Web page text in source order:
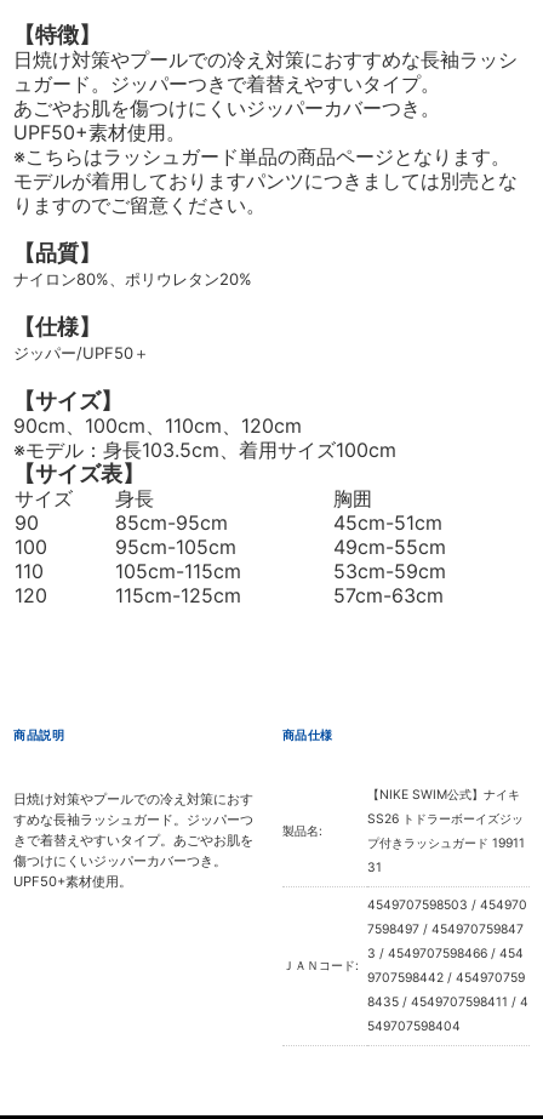
【特徴】
日焼け対策やプールでの冷え対策におすすめな長袖ラッシ
ュガード。ジッパーつきで着替えやすいタイプ。
あごやお肌を傷つけにくいジッパーカバーつき。
UPF50+素材使用。
※こちらはラッシュガード単品の商品ページとなります。
モデルが着用しておりますパンツにつきましては別売とな
りますのでご留意ください。
【品質】
ナイロン80%、ポリウレタン20%
【仕様】
ジッパー/UPF50＋
【サイズ】
90cm、100cm、110cm、120cm
※モデル：身長103.5cm、着用サイズ100cm
【サイズ表】
サイズ 身長
胸囲
90
85cm-95cm
45cm-51cm
100
95cm-105cm
49cm-55cm
110
105cm-115cm
53cm-59cm
120
115cm-125cm 57cm-63cm
商品説明
日焼け対策やプールでの冷え対策におす
すめな長袖ラッシュガード。ジッパーつ
きで着替えやすいタイプ。あごやお肌を
傷つけにくいジッパーカバーつき。
UPF50+素材使用。
商品仕様
製品名:
【NIKE SWIM公式】ナイキ
SS26 トドラーボーイズジッ
プ付きラッシュガード 19911
31
ＪＡＮコード:
4549707598503 / 454970
7598497 / 454970759847
3 / 4549707598466 / 454
9707598442 / 454970759
8435 / 4549707598411 / 4
549707598404